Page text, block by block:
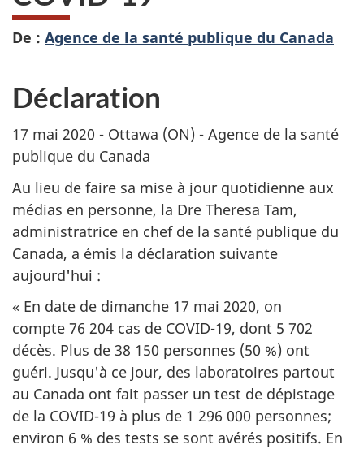
De : Agence de la santé publique du Canada
Déclaration
17 mai 2020 - Ottawa (ON) - Agence de la santé
publique du Canada
Au lieu de faire sa mise à jour quotidienne aux
médias en personne, la Dre Theresa Tam,
administratrice en chef de la santé publique du
Canada, a émis la déclaration suivante
aujourd'hui :
« En date de dimanche 17 mai 2020, on
compte 76 204 cas de COVID-19, dont 5 702
décès. Plus de 38 150 personnes (50 %) ont
guéri. Jusqu'à ce jour, des laboratoires partout
au Canada ont fait passer un test de dépistage
de la COVID-19 à plus de 1 296 000 personnes;
environ 6 % des tests se sont avérés positifs. En